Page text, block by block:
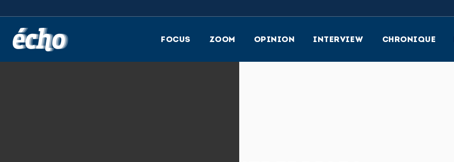
FOCUS ZOOM OPINION INTERVIEW CHRONIQUE